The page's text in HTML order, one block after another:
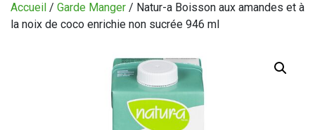
CIRCULAIRE
QUI SOMMES-NOUS?
Accueil / Garde Manger / Natur-a Boisson aux amandes et à
la noix de coco enrichie non sucrée 946 ml